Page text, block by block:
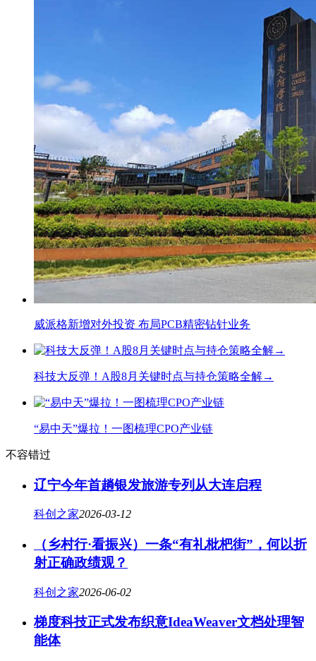
威派格新增对外投资 布局PCB精密钻针业务
科技大反弹！A股8月关键时点与持仓策略全解→
“易中天”爆拉！一图梳理CPO产业链
不容错过
辽宁今年首趟银发旅游专列从大连启程
科创之家2026-03-12
（乡村行·看振兴）一条“有礼枇杷街”，何以折
射正确政绩观？
科创之家2026-06-02
梯度科技正式发布织意IdeaWeaver文档处理智
能体